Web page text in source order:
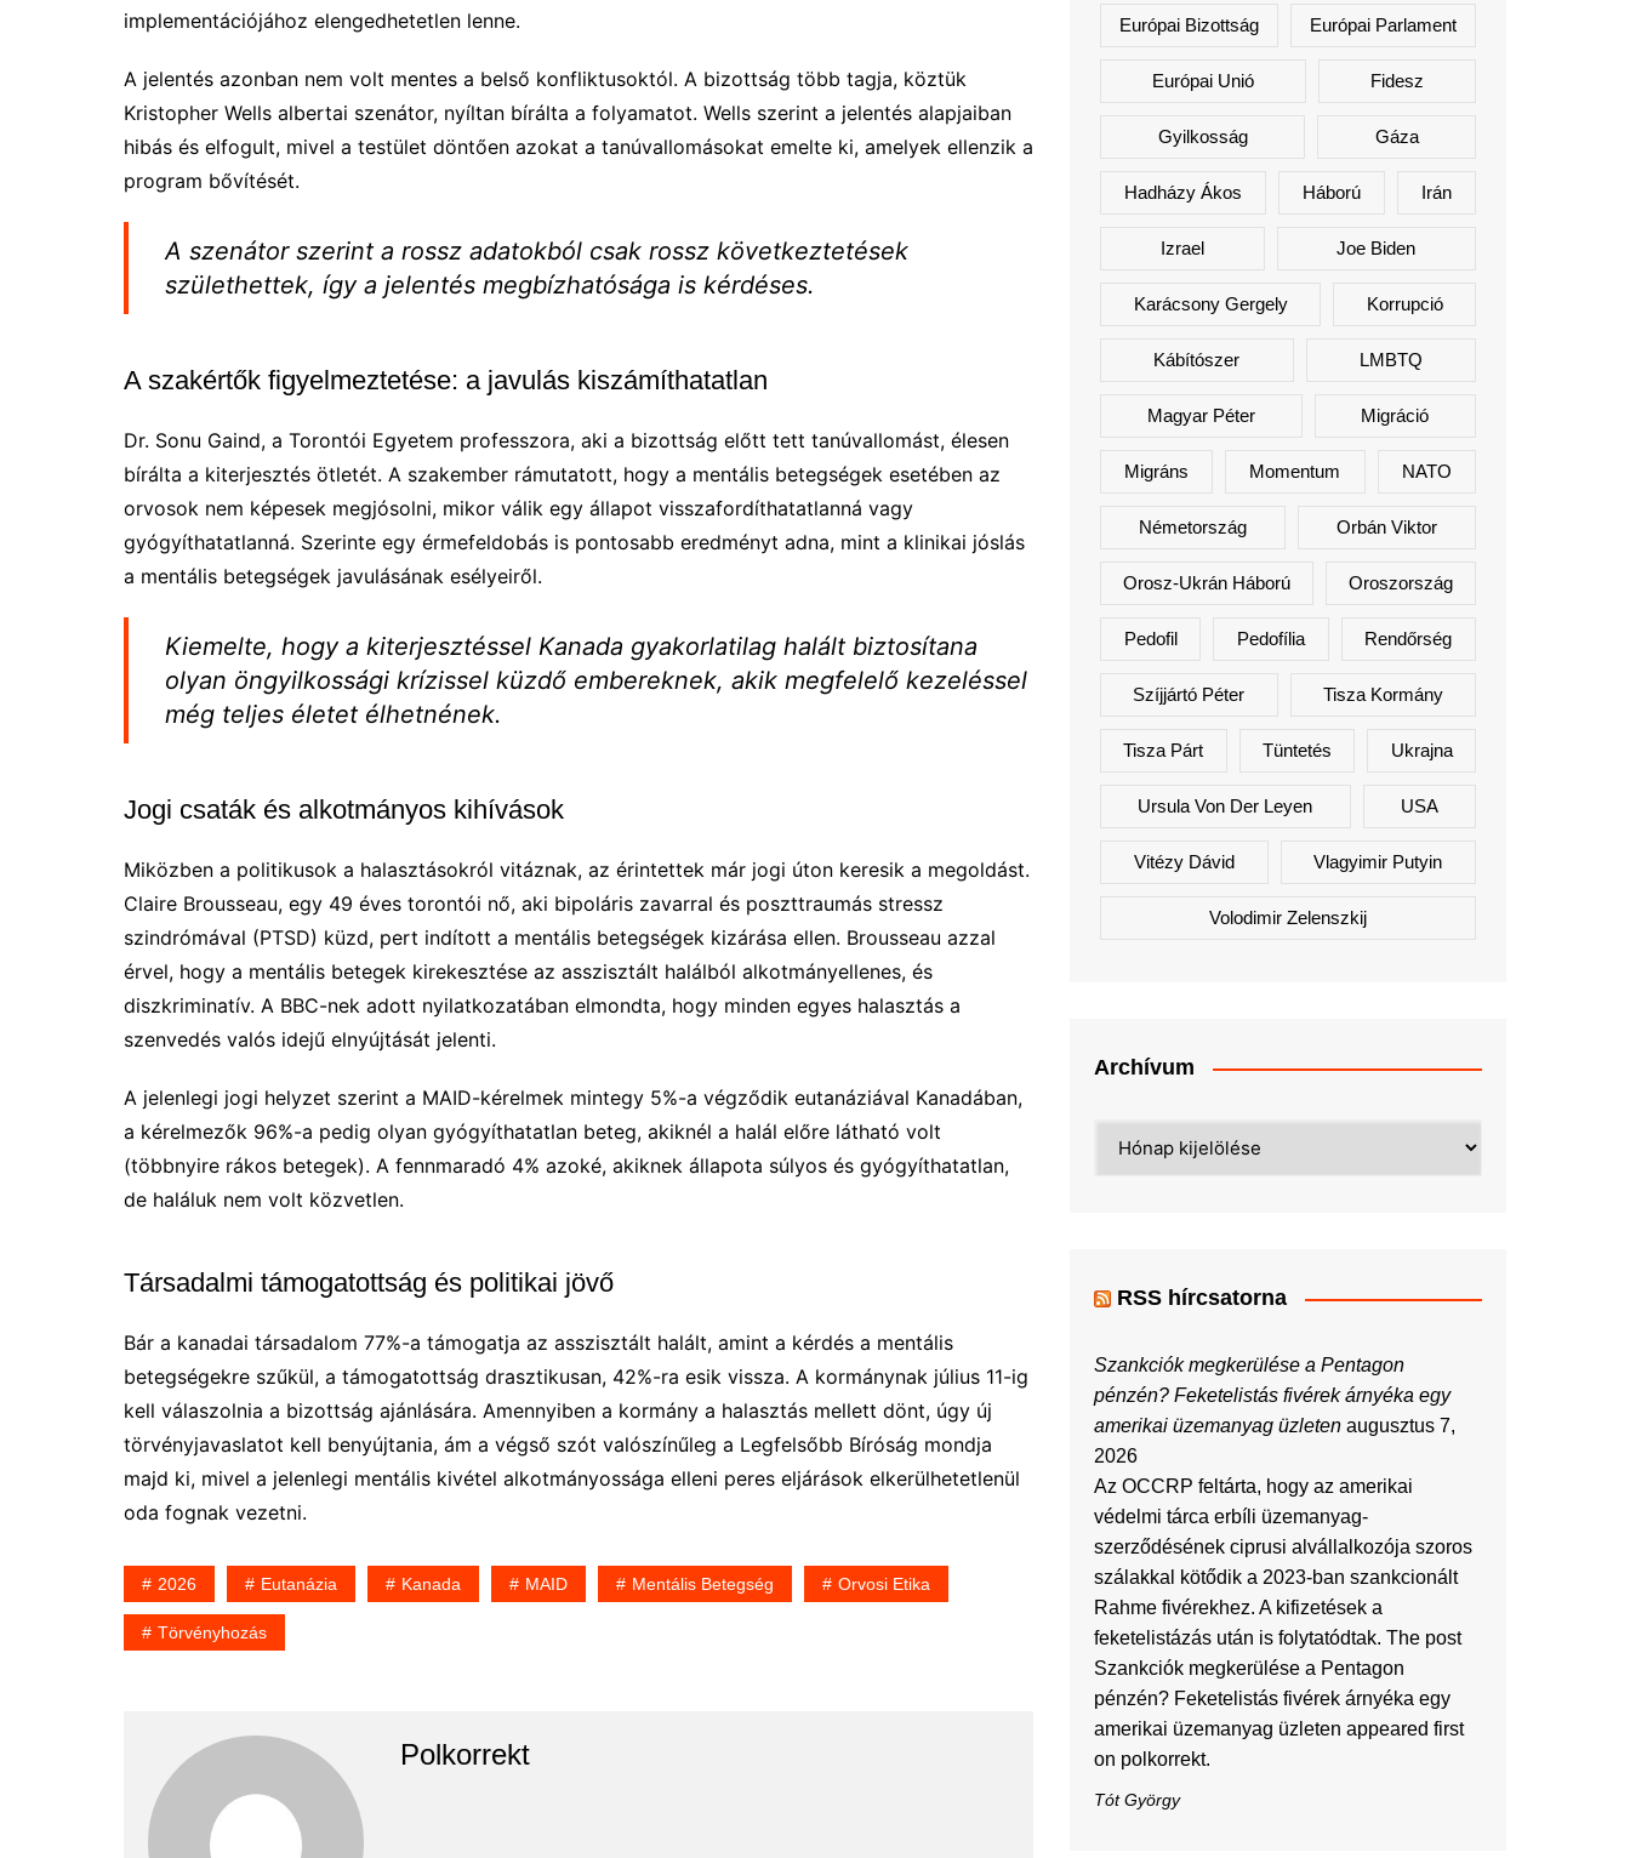
implementációjához elengedhetetlen lenne.
A jelentés azonban nem volt mentes a belső konfliktusoktól. A bizottság több tagja, köztük
Kristopher Wells albertai szenátor, nyíltan bírálta a folyamatot. Wells szerint a jelentés alapjaiban
hibás és elfogult, mivel a testület döntően azokat a tanúvallomásokat emelte ki, amelyek ellenzik a
program bővítését.
A szenátor szerint a rossz adatokból csak rossz következtetések
születhettek, így a jelentés megbízhatósága is kérdéses.
A szakértők figyelmeztetése: a javulás kiszámíthatatlan
Dr. Sonu Gaind, a Torontói Egyetem professzora, aki a bizottság előtt tett tanúvallomást, élesen
bírálta a kiterjesztés ötletét. A szakember rámutatott, hogy a mentális betegségek esetében az
orvosok nem képesek megjósolni, mikor válik egy állapot visszafordíthatatlanná vagy
gyógyíthatatlanná. Szerinte egy érmefeldobás is pontosabb eredményt adna, mint a klinikai jóslás
a mentális betegségek javulásának esélyeiről.
Kiemelte, hogy a kiterjesztéssel Kanada gyakorlatilag halált biztosítana
olyan öngyilkossági krízissel küzdő embereknek, akik megfelelő kezeléssel
még teljes életet élhetnének.
Jogi csaták és alkotmányos kihívások
Miközben a politikusok a halasztásokról vitáznak, az érintettek már jogi úton keresik a megoldást.
Claire Brousseau, egy 49 éves torontói nő, aki bipoláris zavarral és poszttraumás stressz
szindrómával (PTSD) küzd, pert indított a mentális betegségek kizárása ellen. Brousseau azzal
érvel, hogy a mentális betegek kirekesztése az asszisztált halálból alkotmányellenes, és
diszkriminatív. A BBC-nek adott nyilatkozatában elmondta, hogy minden egyes halasztás a
szenvedés valós idejű elnyújtását jelenti.
A jelenlegi jogi helyzet szerint a MAID-kérelmek mintegy 5%-a végződik eutanáziával Kanadában,
a kérelmezők 96%-a pedig olyan gyógyíthatatlan beteg, akiknél a halál előre látható volt
(többnyire rákos betegek). A fennmaradó 4% azoké, akiknek állapota súlyos és gyógyíthatatlan,
de haláluk nem volt közvetlen.
Társadalmi támogatottság és politikai jövő
Bár a kanadai társadalom 77%-a támogatja az asszisztált halált, amint a kérdés a mentális
betegségekre szűkül, a támogatottság drasztikusan, 42%-ra esik vissza. A kormánynak július 11-ig
kell válaszolnia a bizottság ajánlására. Amennyiben a kormány a halasztás mellett dönt, úgy új
törvényjavaslatot kell benyújtania, ám a végső szót valószínűleg a Legfelsőbb Bíróság mondja
majd ki, mivel a jelenlegi mentális kivétel alkotmányossága elleni peres eljárások elkerülhetetlenül
oda fognak vezetni.
2026 Eutanázia Kanada MAID Mentális Betegség Orvosi Etika
Törvényhozás
Polkorrekt
Európai Bizottság Európai Parlament
Európai Unió Fidesz
Gyilkosság Gáza
Hadházy Ákos Háború Irán
Izrael Joe Biden
Karácsony Gergely Korrupció
Kábítószer LMBTQ
Magyar Péter Migráció
Migráns Momentum NATO
Németország Orbán Viktor
Orosz-Ukrán Háború Oroszország
Pedofil Pedofília Rendőrség
Szíjjártó Péter Tisza Kormány
Tisza Párt Tüntetés Ukrajna
Ursula Von Der Leyen USA
Vitézy Dávid Vlagyimir Putyin
Volodimir Zelenszkij
Archívum
RSS hírcsatorna
Szankciók megkerülése a Pentagon
pénzén? Feketelistás fivérek árnyéka egy
amerikai üzemanyag üzleten augusztus 7,
2026
Az OCCRP feltárta, hogy az amerikai
védelmi tárca erbíli üzemanyag-
szerződésének ciprusi alvállalkozója szoros
szálakkal kötődik a 2023-ban szankcionált
Rahme fivérekhez. A kifizetések a
feketelistázás után is folytatódtak. The post
Szankciók megkerülése a Pentagon
pénzén? Feketelistás fivérek árnyéka egy
amerikai üzemanyag üzleten appeared first
on polkorrekt.
Tót György